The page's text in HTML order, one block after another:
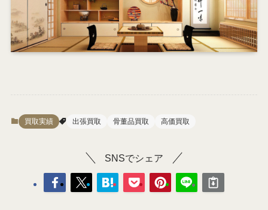
買取実績 出張買取 骨董品買取 高価買取
SNSでシェア